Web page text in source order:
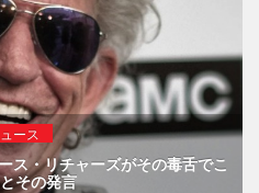
ース
ス・リチャーズがその毒舌でこ
その発言